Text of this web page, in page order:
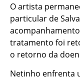
O artista
particular de
tratamento foi
o retorno da
Netinho enfrenta